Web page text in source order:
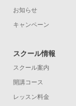
お知らせ
キャンペーン
スクール情報
スクール案内
開講コース
レッスン料金